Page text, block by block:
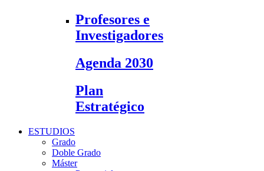
Profesores e
Investigadores
Agenda 2030
Plan
Estratégico
ESTUDIOS
Grado
Doble Grado
Máster